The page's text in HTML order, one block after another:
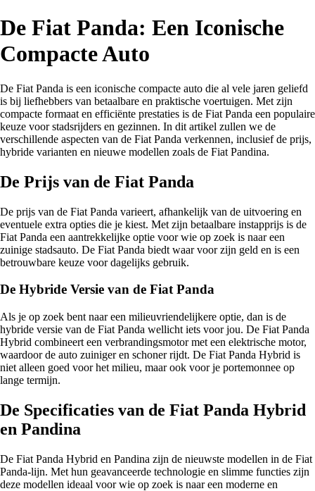
De Fiat Panda: Een Iconische
Compacte Auto
De Fiat Panda is een iconische compacte auto die al vele jaren geliefd
is bij liefhebbers van betaalbare en praktische voertuigen. Met zijn
compacte formaat en efficiënte prestaties is de Fiat Panda een populaire
keuze voor stadsrijders en gezinnen. In dit artikel zullen we de
verschillende aspecten van de Fiat Panda verkennen, inclusief de prijs,
hybride varianten en nieuwe modellen zoals de Fiat Pandina.
De Prijs van de Fiat Panda
De prijs van de Fiat Panda varieert, afhankelijk van de uitvoering en
eventuele extra opties die je kiest. Met zijn betaalbare instapprijs is de
Fiat Panda een aantrekkelijke optie voor wie op zoek is naar een
zuinige stadsauto. De Fiat Panda biedt waar voor zijn geld en is een
betrouwbare keuze voor dagelijks gebruik.
De Hybride Versie van de Fiat Panda
Als je op zoek bent naar een milieuvriendelijkere optie, dan is de
hybride versie van de Fiat Panda wellicht iets voor jou. De Fiat Panda
Hybrid combineert een verbrandingsmotor met een elektrische motor,
waardoor de auto zuiniger en schoner rijdt. De Fiat Panda Hybrid is
niet alleen goed voor het milieu, maar ook voor je portemonnee op
lange termijn.
De Specificaties van de Fiat Panda Hybrid
en Pandina
De Fiat Panda Hybrid en Pandina zijn de nieuwste modellen in de Fiat
Panda-lijn. Met hun geavanceerde technologie en slimme functies zijn
deze modellen ideaal voor wie op zoek is naar een moderne en